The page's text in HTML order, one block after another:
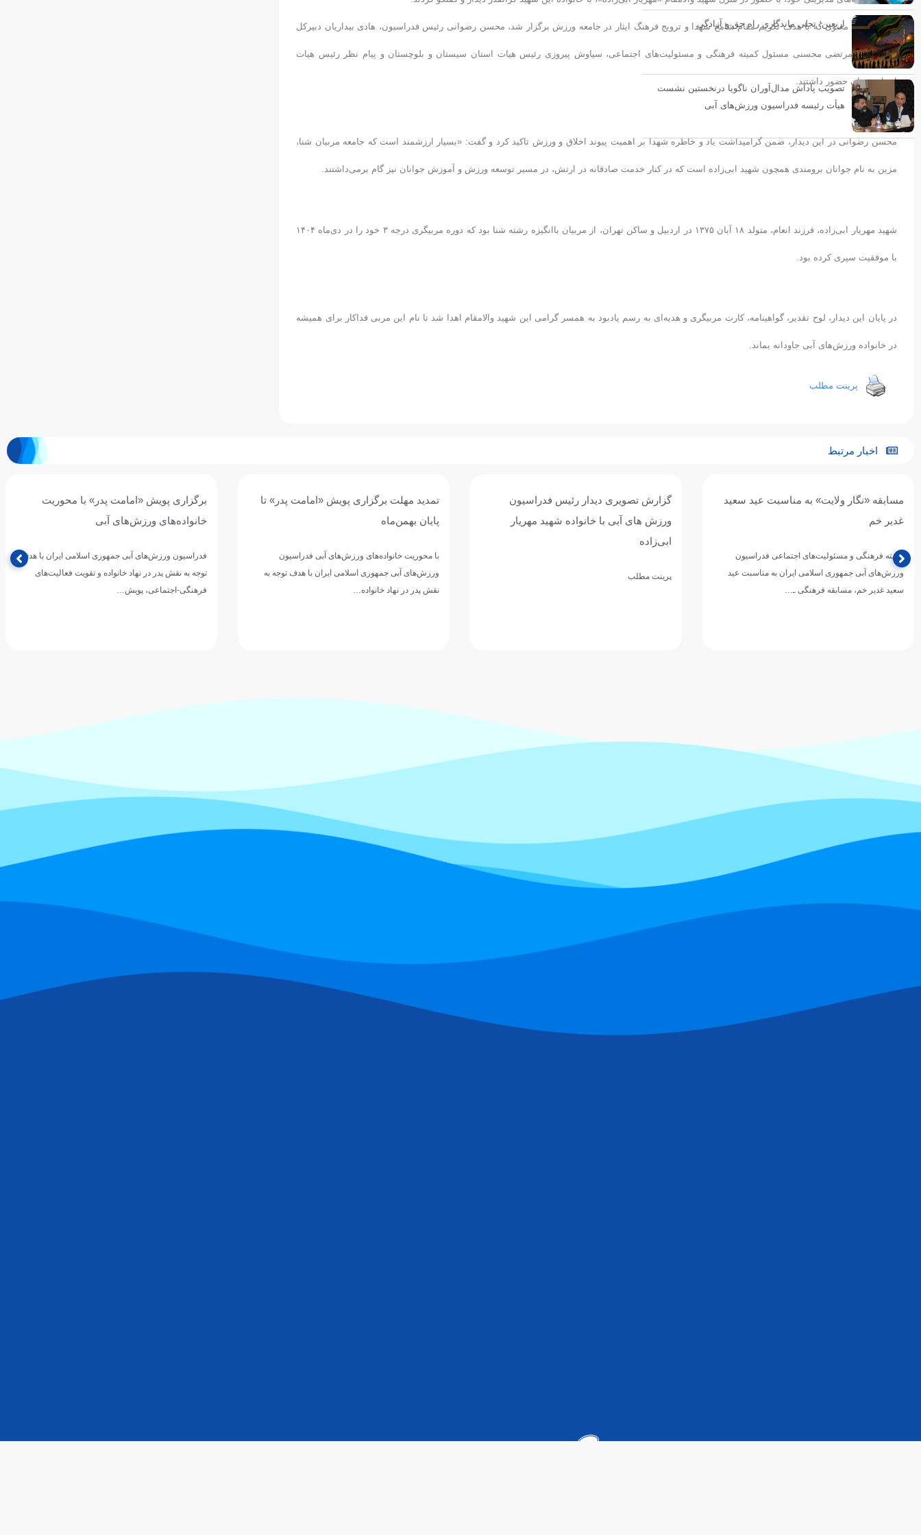
در این دیدار معنوی که با هدف تکریم مقام شامخ شهدا و ترویج فرهنگ ایثار در جامعه ورزش برگزار شد، محسن رضوانی رئیس فدراسیون، هادی بیداریان دبیرکل
فدراسیون، مرتضی محسنی مسئول کمیته فرهنگی و مسئولیت‌های اجتماعی، سیاوش پیروزی رئیس هیات استان سیستان و بلوچستان و پیام نظر رئیس هیات
استان تهران حضور داشتند.
محسن رضوانی در این دیدار، ضمن گرامیداشت یاد و خاطره شهدا بر اهمیت پیوند اخلاق و ورزش تاکید کرد و گفت: «بسیار ارزشمند است که جامعه مربیان شنا،
مزین به نام جوانان برومندی همچون شهید ابی‌زاده است که در کنار خدمت صادقانه در ارتش، در مسیر توسعه ورزش و آموزش جوانان نیز گام برمی‌داشتند.
شهید مهریار ابی‌زاده، فرزند انعام، متولد ۱۸ آبان ۱۳۷۵ در اردبیل و ساکن تهران، از مربیان باانگیزه رشته شنا بود که دوره مربیگری درجه ۳ خود را در دی‌ماه ۱۴۰۴
با موفقیت سپری کرده بود.
در پایان این دیدار، لوح تقدیر، گواهینامه، کارت مربیگری و هدیه‌ای به رسم یادبود به همسر گرامی این شهید والامقام اهدا شد تا نام این مربی فداکار برای همیشه
در خانواده ورزش‌های آبی جاودانه بماند.
پرینت مطلب
اربعین؛ تجلی ماندگاری راه حق و آزادگی
تصویب پاداش مدال‌آوران ناگویا درنخستین نشست
هیأت رئیسه فدراسیون ورزش‌های آبی
اخبار مرتبط
مسابقه «نگار ولایت» به مناسبت عید سعید
غدیر خم
کمیته فرهنگی و مسئولیت‌های اجتماعی فدراسیون
ورزش‌های آبی جمهوری اسلامی ایران به مناسبت عید
سعید غدیر خم، مسابقه فرهنگی ـ…
گزارش تصویری دیدار رئیس فدراسیون
ورزش های آبی با خانواده شهید مهریار
ابی‌زاده
پرینت مطلب
تمدید مهلت برگزاری پویش «امامت پدر» تا
پایان بهمن‌ماه
با محوریت خانواده‌های ورزش‌های آبی فدراسیون
ورزش‌های آبی جمهوری اسلامی ایران با هدف توجه به
نقش پدر در نهاد خانواده…
برگزاری پویش «امامت پدر» با محوریت
خانواده‌های ورزش‌های آبی
فدراسیون ورزش‌های آبی جمهوری اسلامی ایران با هدف
توجه به نقش پدر در نهاد خانواده و تقویت فعالیت‌های
فرهنگی-اجتماعی، پویش…